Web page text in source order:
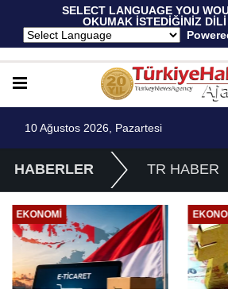
SELECT LANGUAGE YOU
OKUMAK İSTEDİĞİNİZ DİLİ
10 Ağustos 2026, Pazartesi
HABERLER TR HABER
EKONOMI